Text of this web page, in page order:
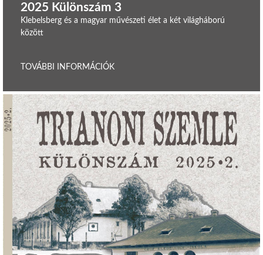
2025 Különszám 3
Klebelsberg és a magyar művészeti élet a két világháború
között
TOVÁBBI INFORMÁCIÓK